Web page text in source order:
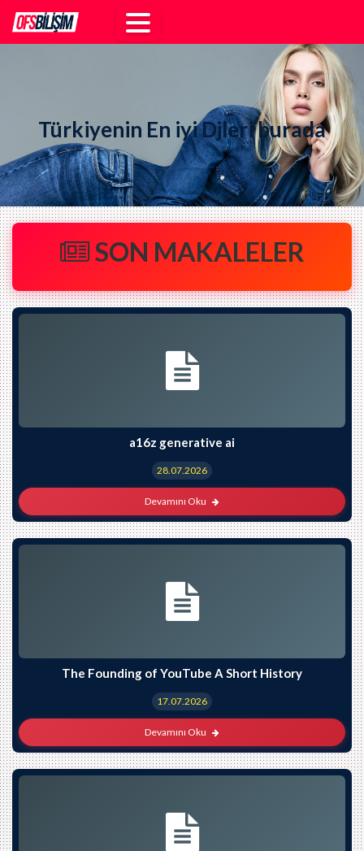
Türkiyenin En iyi Djleri burada
SON MAKALELER
a16z generative ai
28.07.2026
Devamını Oku
The Founding of YouTube A Short History
17.07.2026
Devamını Oku